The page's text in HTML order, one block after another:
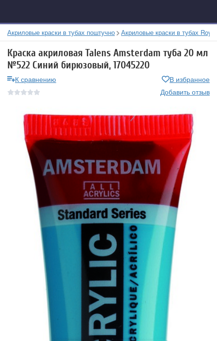
Акриловые краски в тубах поштучно Акриловые краски в тубах
Краска акриловая Talens Amsterdam туба 20 мл
№522 Синий бирюзовый, 17045220
К сравнению
В избранное
Добавить отзыв